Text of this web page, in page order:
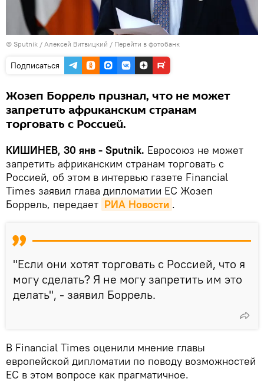
© Sputnik / Алексей Витвицкий / Перейти в фотобанк
Подписаться
Жозеп Боррель признал, что не может
запретить африканским странам
торговать с Россией.
КИШИНЕВ, 30 янв - Sputnik. Евросоюз не может
запретить африканским странам торговать с
Россией, об этом в интервью газете Financial
Times заявил глава дипломатии ЕС Жозеп
Боррель, передает РИА Новости .
"Если они хотят торговать с Россией, что я
могу сделать? Я не могу запретить им это
делать", - заявил Боррель.
В Financial Times оценили мнение главы
европейской дипломатии по поводу возможностей
ЕС в этом вопросе как прагматичное.